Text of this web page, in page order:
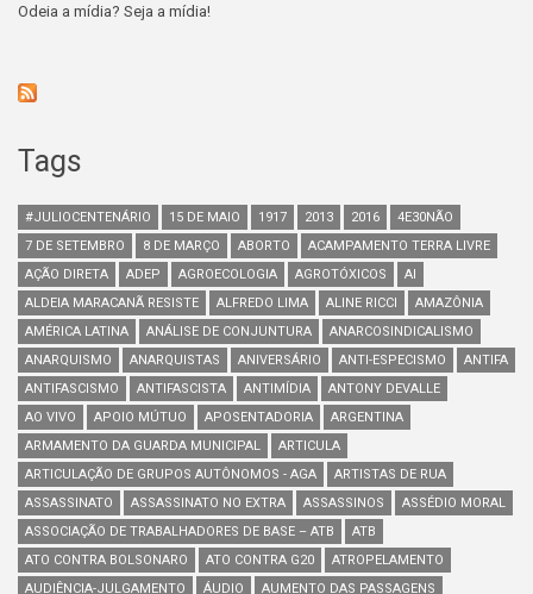
Odeia a mídia? Seja a mídia!
Tags
#JULIOCENTENÁRIO 15 DE MAIO 1917 2013 2016
4E30NÃO
7 DE SETEMBRO
8 DE MARÇO ABORTO
ACAMPAMENTO TERRA LIVRE
AÇÃO DIRETA
ADEP AGROECOLOGIA AGROTÓXICOS
AI
ALDEIA MARACANÃ RESISTE
ALFREDO LIMA ALINE RICCI
AMAZÔNIA
AMÉRICA LATINA
ANÁLISE DE CONJUNTURA
ANARCOSINDICALISMO
ANARQUISMO
ANARQUISTAS ANIVERSÁRIO ANTI-ESPECISMO
ANTIFA
ANTIFASCISMO
ANTIFASCISTA ANTIMÍDIA
ANTONY DEVALLE
AO VIVO
APOIO MÚTUO APOSENTADORIA
ARGENTINA
ARMAMENTO DA GUARDA MUNICIPAL
ARTICULA
ARTICULAÇÃO DE GRUPOS AUTÔNOMOS - AGA
ARTISTAS DE RUA
ASSASSINATO
ASSASSINATO NO EXTRA ASSASSINOS
ASSÉDIO MORAL
ASSOCIAÇÃO DE TRABALHADORES DE BASE – ATB
ATB
ATO CONTRA BOLSONARO
ATO CONTRA G20
ATROPELAMENTO
AUDIÊNCIA-JULGAMENTO
ÁUDIO AUMENTO DAS PASSAGENS